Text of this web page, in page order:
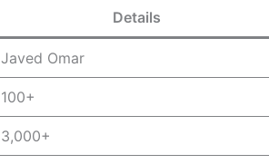
Details
Javed Omar
100+
3,000+